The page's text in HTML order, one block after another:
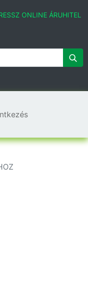
ONLINE ÁRUHITEL